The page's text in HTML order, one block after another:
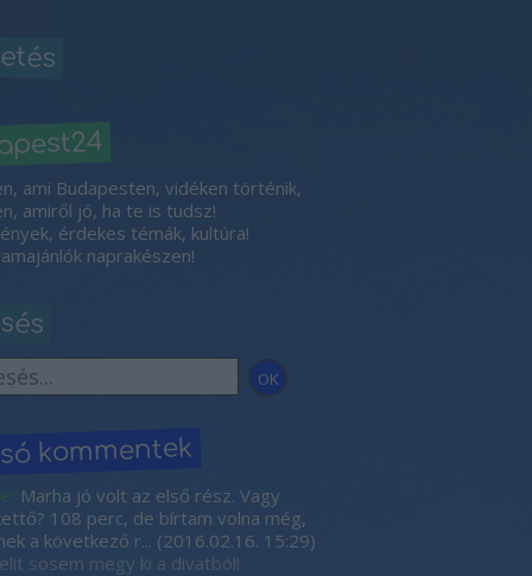
ami Budapesten, vidéken történik,
amiről jó, ha te is tudsz!
érdekes témák, kultúra!
naprakészen!
kommentek
Marha jó volt az első rész. Vagy
108 perc, de bírtam volna még,
a következő r... (2016.02.16. 15:29)
sosem megy ki a divatból!